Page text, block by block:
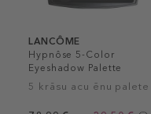
LANCÔME
Hypnôse 5-Color
Eyeshadow Palette
5 krāsu acu ēnu palete